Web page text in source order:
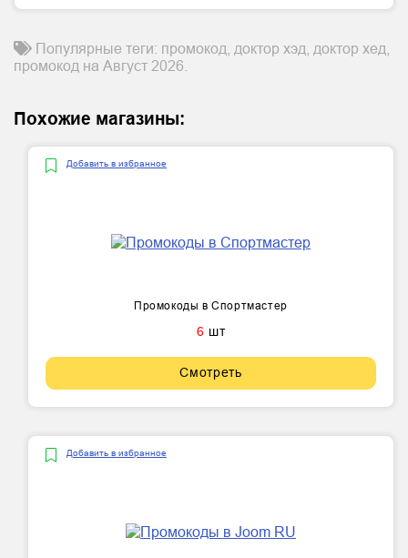
Популярные теги: промокод, доктор хэд, доктор хед,
промокод на Август 2026.
Похожие магазины:
Добавить в избранное
Промокоды в Спортмастер
6 шт
Смотреть
Добавить в избранное